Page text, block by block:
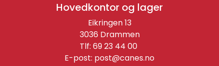
Hovedkontor og lager
Eikringen 13
3036 Drammen
Tlf: 69 23 44 00
E-post: post@canes.no